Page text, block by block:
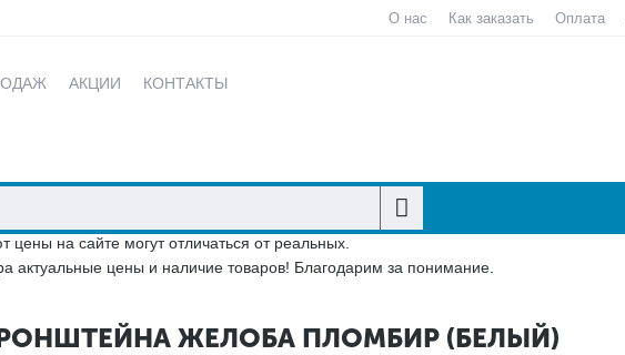
О нас Как заказать Оплата
АКЦИИ КОНТАКТЫ
на сайте могут отличаться от реальных.
цены и наличие товаров! Благодарим за понимание.
ЖЕЛОБА ПЛОМБИР (БЕЛЫЙ)